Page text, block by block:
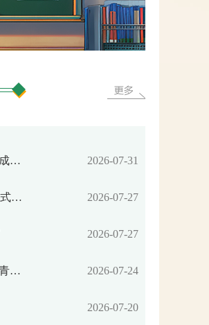
2026-07-31
【“双减”】家门口的趣味课堂，为乡村青少年成长赋能蓄力
2026-07-27
【鹿寨镇】城西社区暑期青少年校外学习站正式开班
2026-07-27
2026-07-24
【“双减”】平山镇：校外学习站特色课堂点亮青少年多彩暑期生活
2026-07-20